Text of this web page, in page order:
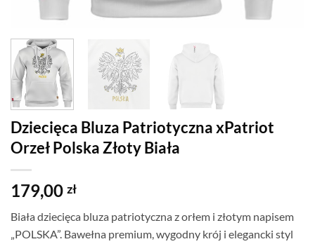
Dziecięca Bluza Patriotyczna xPatriot
Orzeł Polska Złoty Biała
179,00 zł
Biała dziecięca bluza patriotyczna z orłem i złotym napisem
„POLSKA”. Bawełna premium, wygodny krój i elegancki styl